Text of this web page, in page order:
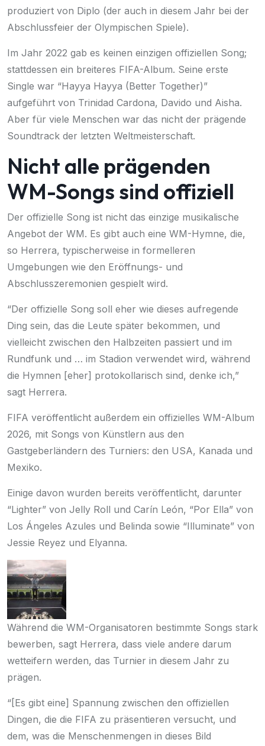
produziert von Diplo (der auch in diesem Jahr bei der
Abschlussfeier der Olympischen Spiele).
Im Jahr 2022 gab es keinen einzigen offiziellen Song;
stattdessen ein breiteres FIFA-Album. Seine erste
Single war “Hayya Hayya (Better Together)”
aufgeführt von Trinidad Cardona, Davido und Aisha.
Aber für viele Menschen war das nicht der prägende
Soundtrack der letzten Weltmeisterschaft.
Nicht alle prägenden
WM-Songs sind offiziell
Der offizielle Song ist nicht das einzige musikalische
Angebot der WM. Es gibt auch eine WM-Hymne, die,
so Herrera, typischerweise in formelleren
Umgebungen wie den Eröffnungs- und
Abschlusszeremonien gespielt wird.
“Der offizielle Song soll eher wie dieses aufregende
Ding sein, das die Leute später bekommen, und
vielleicht zwischen den Halbzeiten passiert und im
Rundfunk und … im Stadion verwendet wird, während
die Hymnen [eher] protokollarisch sind, denke ich,”
sagt Herrera.
FIFA veröffentlicht außerdem ein offizielles WM-Album
2026, mit Songs von Künstlern aus den
Gastgeberländern des Turniers: den USA, Kanada und
Mexiko.
Einige davon wurden bereits veröffentlicht, darunter
“Lighter” von Jelly Roll und Carín León, “Por Ella” von
Los Ángeles Azules und Belinda sowie “Illuminate” von
Jessie Reyez und Elyanna.
Während die WM-Organisatoren bestimmte Songs stark
bewerben, sagt Herrera, dass viele andere darum
wetteifern werden, das Turnier in diesem Jahr zu
prägen.
“[Es gibt eine] Spannung zwischen den offiziellen
Dingen, die die FIFA zu präsentieren versucht, und
dem, was die Menschenmengen in dieses Bild